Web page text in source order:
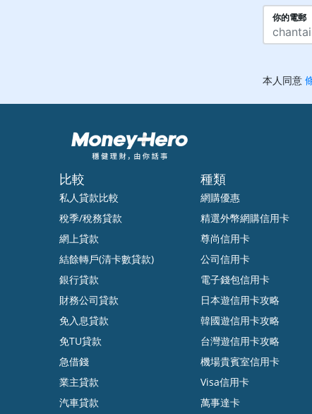
比較
私人貸款比較
稅季/稅務貸款
網上貸款
結餘轉戶(清卡數貸款)
銀行貸款
財務公司貸款
免入息貸款
免TU貸款
急借錢
業主貸款
汽車貸款
種類
網購優惠
精選外幣網購信用卡
尊尚信用卡
公司信用卡
電子錢包信用卡
日本遊信用卡攻略
韓國遊信用卡攻略
台灣遊信用卡攻略
機場貴賓室信用卡
Visa信用卡
萬事達卡